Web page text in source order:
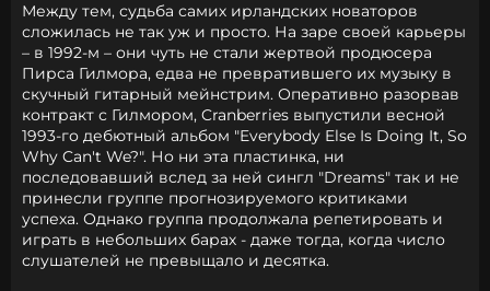
Между тем, судьба самих ирландских новаторов
сложилась не так уж и просто. На заре своей карьеры
– в 1992-м – они чуть не стали жертвой продюсера
Пирса Гилмора, едва не превратившего их музыку в
скучный гитарный мейнстрим. Оперативно разорвав
контракт с Гилмором, Cranberries выпустили весной
1993-го дебютный альбом "Everybody Else Is Doing It, So
Why Can't We?". Но ни эта пластинка, ни
последовавший вслед за ней сингл "Dreams" так и не
принесли группе прогнозируемого критиками
успеха. Однако группа продолжала репетировать и
играть в небольших барах - даже тогда, когда число
слушателей не превыщало и десятка.